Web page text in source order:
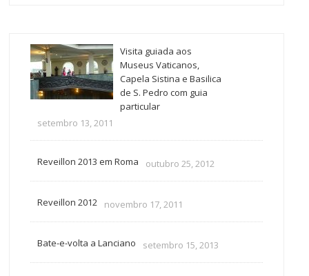
Visita guiada aos
Museus Vaticanos,
Capela Sistina e Basilica
de S. Pedro com guia
particular
setembro 13, 2011
Reveillon 2013 em Roma outubro 25, 2012
Reveillon 2012 novembro 17, 2011
Bate-e-volta a Lanciano setembro 15, 2013